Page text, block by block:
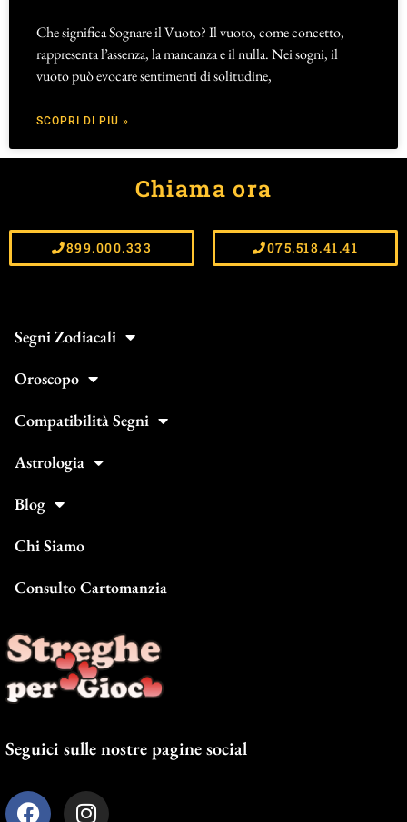
Che significa Sognare il Vuoto? Il vuoto, come concetto,
rappresenta l’assenza, la mancanza e il nulla. Nei sogni, il
vuoto può evocare sentimenti di solitudine,
SCOPRI DI PIÙ »
Chiama ora
899.000.333 075.518.41.41
Segni Zodiacali
Oroscopo
Compatibilità Segni
Astrologia
Blog
Chi Siamo
Consulto Cartomanzia
Seguici sulle nostre pagine social
F
I